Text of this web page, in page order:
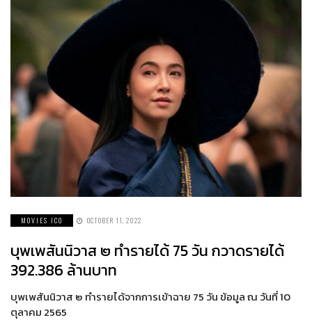
MOVIES ICO OCTOBER 11, 2022
บุพเพสันนิวาส ๒ ทำรายได้ 75 วัน กวาดรายได้
392.386 ล้านบาท
บุพเพสันนิวาส ๒ ทำรายได้จากการเข้าฉาย 75 วัน ข้อมูล ณ วันที่ 10
ตุลาคม 2565